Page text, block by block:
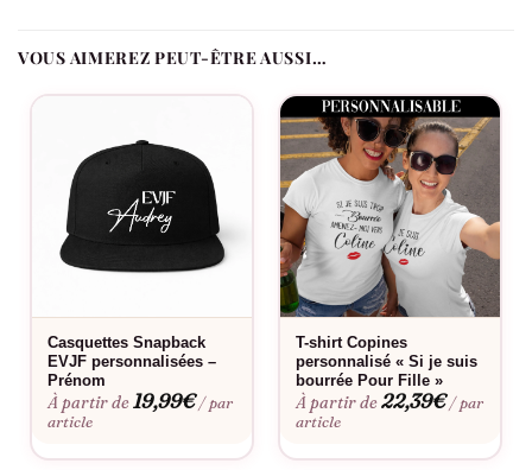
et le rôle de chaque participante : La Mariée, La Team ou Le
Comment se distingue ce modèle ?
Les lettres capitales soulignées d’un petit cœur doré offrent un
rendu graphique et chic.
Le flocage est-il fait en France ?
Oui, dans notre atelier en France, à la commande.
Fabriqué à la commande, floqué en France.
VOUS AIMEREZ PEUT-ÊTRE AUSSI…
Casquettes Snapback
EVJF personnalisées –
Prénom
À partir de19,99€ / par
article
T-shirt Copines
personnalisé « Si je suis
bourrée Pour Fille »
À partir de22,39€ / par
article